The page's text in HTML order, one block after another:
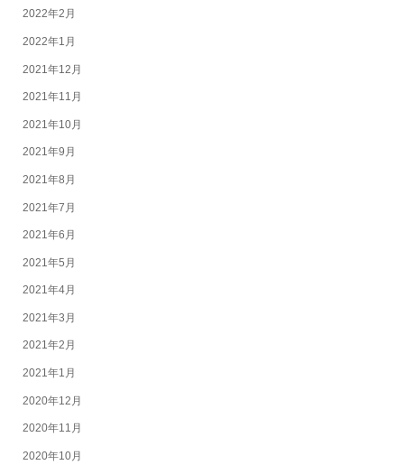
2022年2月
2022年1月
2021年12月
2021年11月
2021年10月
2021年9月
2021年8月
2021年7月
2021年6月
2021年5月
2021年4月
2021年3月
2021年2月
2021年1月
2020年12月
2020年11月
2020年10月